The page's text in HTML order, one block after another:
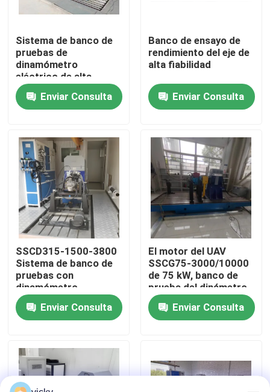
Inicio
Productos
Visita a la fábrica
Control de calidad
Contáctenos
Noticias
Casos
Dinamómetro del esfuerzo de torsión
Dinamómetro de alta velocidad
Sistema de banco de
pruebas de
dinamómetro
eléctrico de alta
fiabilidad
Enviar Consulta
Banco de ensayo de
rendimiento del eje de
alta fiabilidad
Enviar Consulta
SSCD315-1500-3800
Sistema de banco de
pruebas con
dinamómetro
eléctrico para motor
diésel de 315kW
Enviar Consulta
El motor del UAV
SSCG75-3000/10000
de 75 kW, banco de
prueba del dinámetro
eléctrico
Enviar Consulta